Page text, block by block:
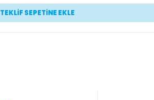
TEKLİF SEPETİNE EKLE